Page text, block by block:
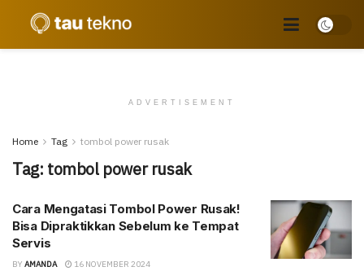
ADVERTISEMENT
Home Tag tombol power rusak
Tag: tombol power rusak
Cara Mengatasi Tombol Power Rusak!
Bisa Dipraktikkan Sebelum ke Tempat
Servis
BY AMANDA 16 NOVEMBER 2024